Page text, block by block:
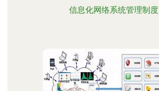
信息化网络系统管理制度